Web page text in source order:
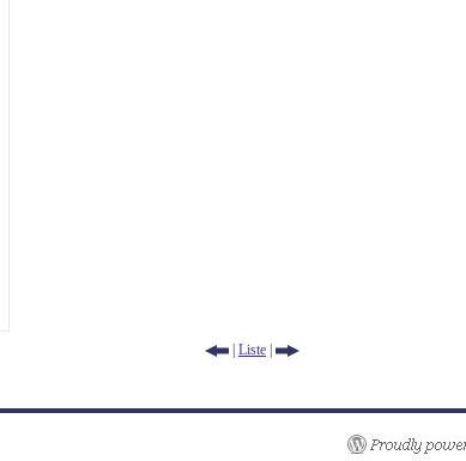
| Liste |